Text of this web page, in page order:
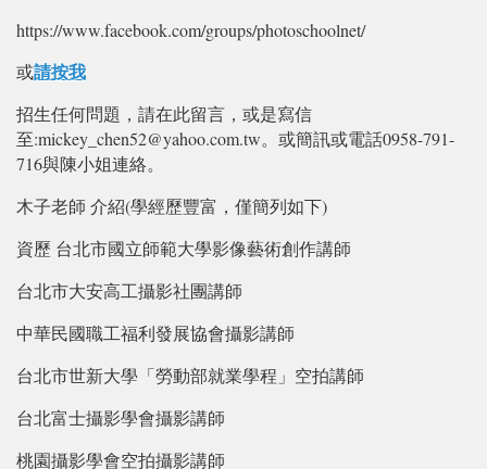
https://www.facebook.com/groups/photoschoolnet/
或請按我
招生任何問題，請在此留言，或是寫信
至:mickey_chen52@yahoo.com.tw。或簡訊或電話0958-791-
716與陳小姐連絡。
木子老師 介紹(學經歷豐富，僅簡列如下)
資歷 台北市國立師範大學影像藝術創作講師
台北市大安高工攝影社團講師
中華民國職工福利發展協會攝影講師
台北市世新大學「勞動部就業學程」空拍講師
台北富士攝影學會攝影講師
桃園攝影學會空拍攝影講師